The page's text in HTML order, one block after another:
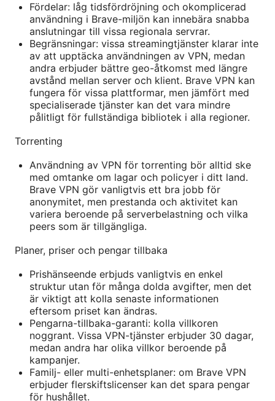
Fördelar: låg tidsfördröjning och okomplicerad
användning i Brave-miljön kan innebära snabba
anslutningar till vissa regionala servrar.
Begränsningar: vissa streamingtjänster klarar inte
av att upptäcka användningen av VPN, medan
andra erbjuder bättre geo-åtkomst med längre
avstånd mellan server och klient. Brave VPN kan
fungera för vissa plattformar, men jämfört med
specialiserade tjänster kan det vara mindre
pålitligt för fullständiga bibliotek i alla regioner.
Torrenting
Användning av VPN för torrenting bör alltid ske
med omtanke om lagar och policyer i ditt land.
Brave VPN gör vanligtvis ett bra jobb för
anonymitet, men prestanda och aktivitet kan
variera beroende på serverbelastning och vilka
peers som är tillgängliga.
Planer, priser och pengar tillbaka
Prishänseende erbjuds vanligtvis en enkel
struktur utan för många dolda avgifter, men det
är viktigt att kolla senaste informationen
eftersom priset kan ändras.
Pengarna-tillbaka-garanti: kolla villkoren
noggrant. Vissa VPN-tjänster erbjuder 30 dagar,
medan andra har olika villkor beroende på
kampanjer.
Familj- eller multi-enhetsplaner: om Brave VPN
erbjuder flerskiftslicenser kan det spara pengar
för hushållet.